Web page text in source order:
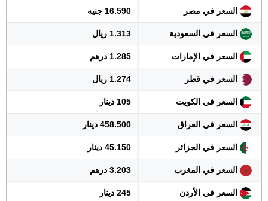
السعر في مصر 16.590 جنيه
السعر في السعودية 1.313 ريال
السعر في الإمارات 1.285 درهم
السعر في قطر 1.274 ريال
السعر في الكويت 105 دينار
السعر في العراق 458.500 دينار
السعر في الجزائر 45.150 دينار
السعر في المغرب 3.203 درهم
السعر في الأردن 245 دينار